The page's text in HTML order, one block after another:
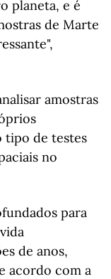
planeta, e é
de Marte
amostras
tipo de testes
no
para
de anos,
acordo com a